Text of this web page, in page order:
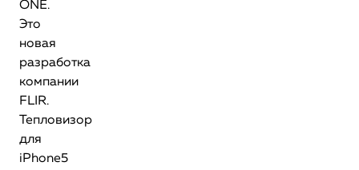
ONE.
Это
новая
разработка
компании
FLIR.
Тепловизор
для
iPhone5